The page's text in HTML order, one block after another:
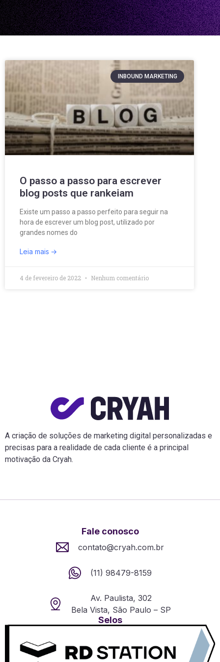
INBOUND MARKETING
O passo a passo para escrever
blog posts que rankeiam
Existe um passo a passo perfeito para seguir na
hora de escrever um blog post, utilizado por
grandes nomes do
Leia mais
4 de fevereiro de 2022 Nenhum comentário
A criação de soluções de marketing digital personalizadas e
precisas para a realidade de cada cliente é a principal
motivação da Cryah.
Fale conosco
contato@cryah.com.br
(11) 98479-8159
Av. Paulista, 302
Bela Vista, São Paulo – SP
Selos